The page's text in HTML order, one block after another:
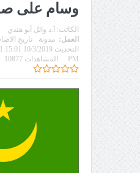
وسام على
الكاتب: أ.د وائل أبو هندي
العمل: مدونة تاريخ الاضافة 11/25/
التحديث 10/3/2019
PM
المشاهدات 10877